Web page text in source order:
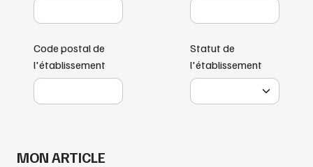
Code postal de
l'établissement
Statut de
l'établissement
MON ARTICLE